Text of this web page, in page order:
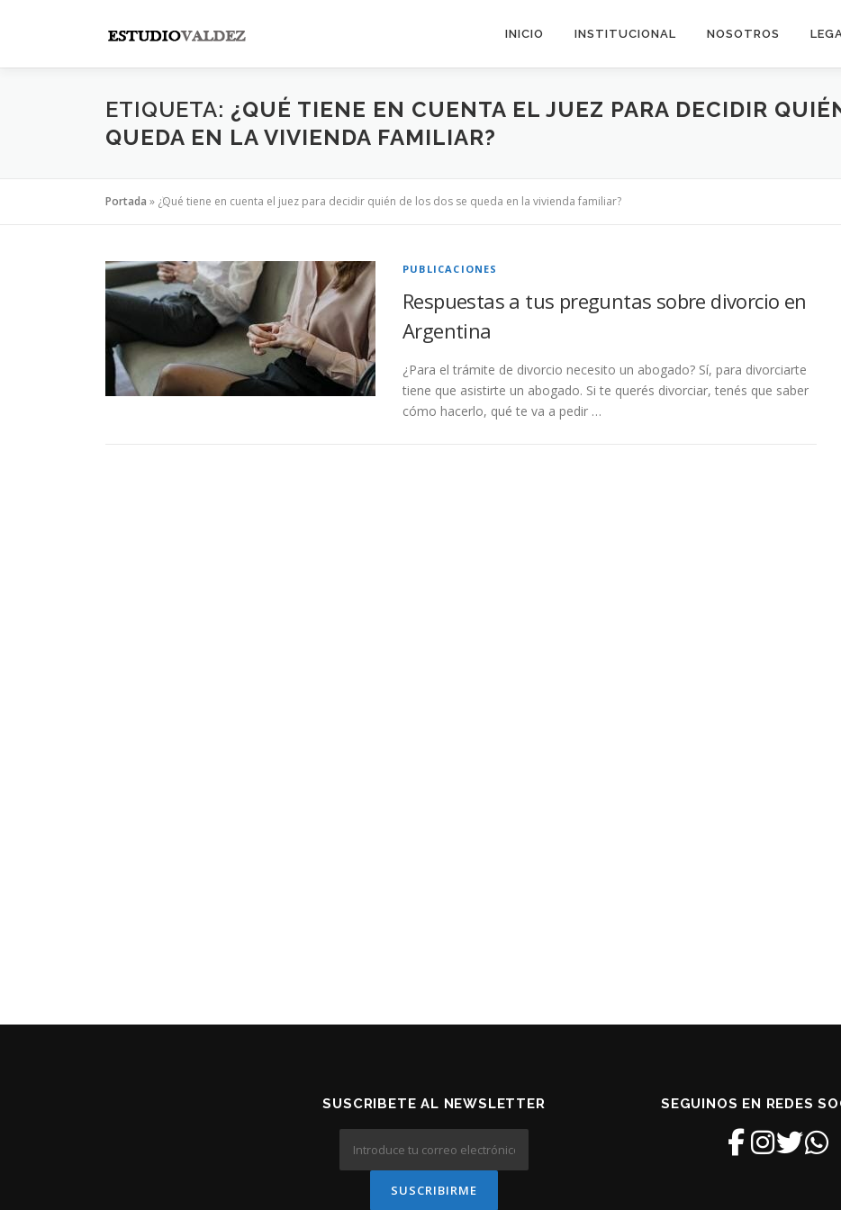
INICIO INSTITUCIONAL NOSOTROS
ETIQUETA: ¿QUÉ TIENE EN CUENTA EL JUEZ PARA DECIDIR
QUEDA EN LA VIVIENDA FAMILIAR?
Portada » ¿Qué tiene en cuenta el juez para decidir quién de los dos se queda en la vivienda familiar?
PUBLICACIONES
Respuestas a tus preguntas sobre divorcio en
Argentina
¿Para el trámite de divorcio necesito un abogado? Sí, para divorciarte
tiene que asistirte un abogado. Si te querés divorciar, tenés que saber
cómo hacerlo, qué te va a pedir …
SUSCRIBETE AL NEWSLETTER SEGUINOS EN REDES